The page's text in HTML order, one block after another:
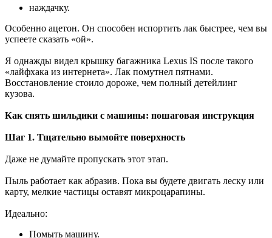
наждачку.
Особенно ацетон. Он способен испортить лак быстрее, чем вы
успеете сказать «ой».
Я однажды видел крышку багажника Lexus IS после такого
«лайфхака из интернета». Лак помутнел пятнами.
Восстановление стоило дороже, чем полный детейлинг
кузова.
Как снять шильдики с машины: пошаговая инструкция
Шаг 1. Тщательно вымойте поверхность
Даже не думайте пропускать этот этап.
Пыль работает как абразив. Пока вы будете двигать леску или
карту, мелкие частицы оставят микроцарапины.
Идеально:
Помыть машину.